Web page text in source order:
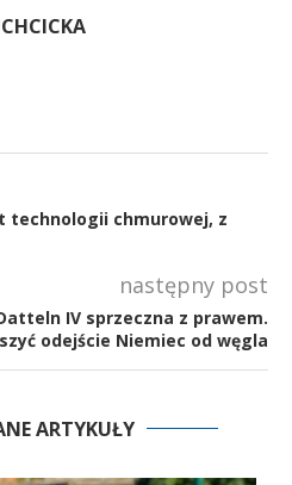
technologii chmurowej, z
następny post
IV sprzeczna z prawem.
odejście Niemiec od węgla
ARTYKUŁY